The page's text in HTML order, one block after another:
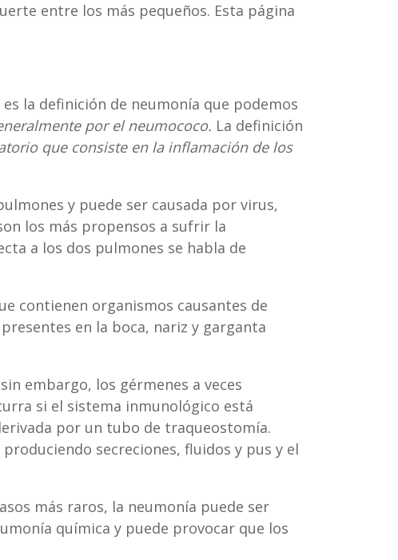
entre los más pequeños. Esta página
la definición de neumonía que podemos
por el neumococo. La definición
que consiste en la inflamación de los
y puede ser causada por virus,
los más propensos a sufrir la
a los dos pulmones se habla de
contienen organismos causantes de
en la boca, nariz y garganta
embargo, los gérmenes a veces
si el sistema inmunológico está
por un tubo de traqueostomía.
secreciones, fluidos y pus y el
más raros, la neumonía puede ser
química y puede provocar que los